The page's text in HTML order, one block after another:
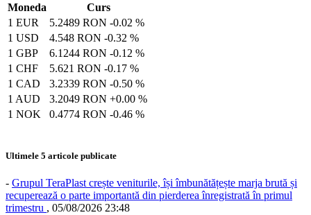
Moneda
Curs
1 EUR
5.2489 RON -0.02 %
1 USD
4.548 RON -0.32 %
1 GBP
6.1244 RON -0.12 %
1 CHF
5.621 RON -0.17 %
1 CAD
3.2339 RON -0.50 %
1 AUD
3.2049 RON +0.00 %
1 NOK
0.4774 RON -0.46 %
Ultimele 5 articole publicate
- Grupul TeraPlast crește veniturile, își îmbunătățește marja brută și
recuperează o parte importantă din pierderea înregistrată în primul
trimestru , 05/08/2026 23:48